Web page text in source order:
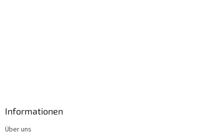
Informationen
Über uns